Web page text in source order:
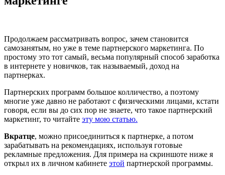
Продолжаем рассматривать вопрос, зачем становится
самозанятым, но уже в теме партнерского маркетинга. По
простому это тот самый, весьма популярный способ заработка
в интернете у новичков, так называемый, доход на
партнерках.
Партнерских программ большое колличество, а поэтому
многие уже давно не работают с физическими лицами, кстати
говоря, если вы до сих пор не знаете, что такое партнерский
маркетинг, то читайте эту мою статью.
Вкратце, можно присоединиться к партнерке, а потом
зарабатывать на рекомендациях, используя готовые
рекламные предложения. Для примера на скриншоте ниже я
открыл их в личном кабинете этой партнерской программы.